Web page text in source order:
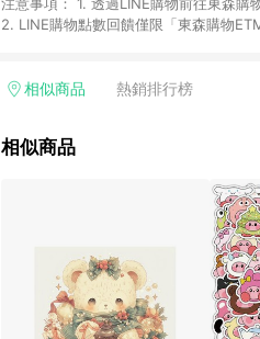
2. LINE購物點數回饋僅限「東森購物
「草莓網」全館商品。 4. 如取消訂單
面顯示為準。 7. LINE購物設有「單一商
品資料更新會有時間差，如顯示之商品
準。 9. 若有贈點爭議，請務必於訂單
贈點回饋。 10. 部分點數紅包僅限指定
紅包頁面規則為準。
相似商品 熱銷排行榜
相似商品